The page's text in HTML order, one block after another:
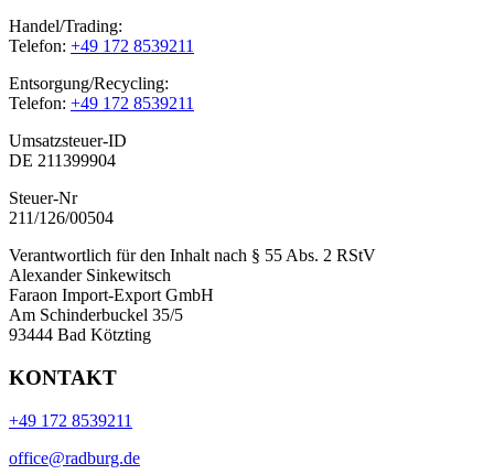
Handel/Trading:
Telefon: +49 172 8539211
Entsorgung/Recycling:
Telefon: +49 172 8539211
Umsatzsteuer-ID
DE 211399904
Steuer-Nr
211/126/00504
Verantwortlich für den Inhalt nach § 55 Abs. 2 RStV
Alexander Sinkewitsch
Faraon Import-Export GmbH
Am Schinderbuckel 35/5
93444 Bad Kötzting
KONTAKT
+49 172 8539211
office@radburg.de